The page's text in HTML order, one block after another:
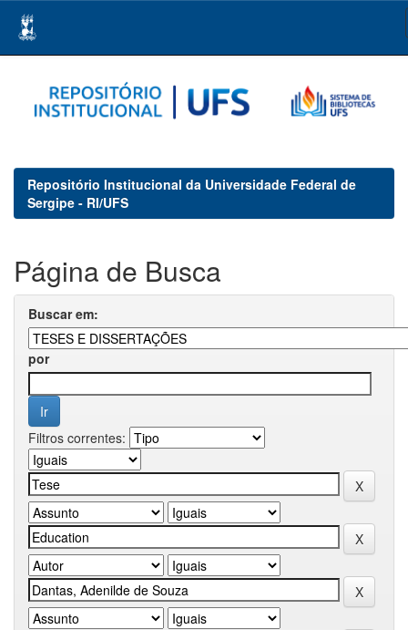
navigation
Repositório Institucional da Universidade Federal de
Sergipe - RI/UFS
Página de Busca
Buscar em:
por
Filtros correntes: